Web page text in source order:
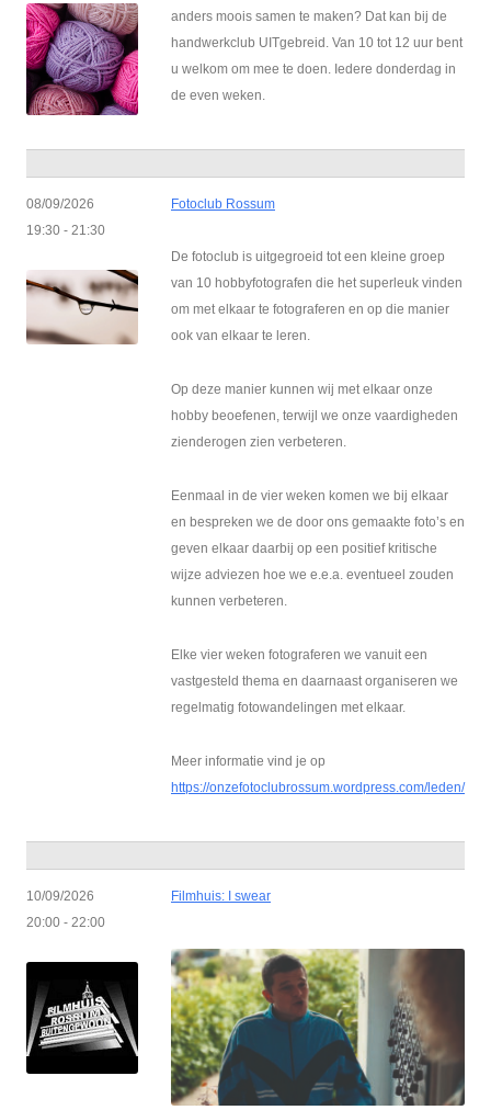
anders moois samen te maken? Dat kan bij de
handwerkclub UITgebreid. Van 10 tot 12 uur bent
u welkom om mee te doen. Iedere donderdag in
de even weken.
08/09/2026
19:30 - 21:30
Fotoclub Rossum
De fotoclub is uitgegroeid tot een kleine groep
van 10 hobbyfotografen die het superleuk vinden
om met elkaar te fotograferen en op die manier
ook van elkaar te leren.
Op deze manier kunnen wij met elkaar onze
hobby beoefenen, terwijl we onze vaardigheden
zienderogen zien verbeteren.
Eenmaal in de vier weken komen we bij elkaar
en bespreken we de door ons gemaakte foto’s en
geven elkaar daarbij op een positief kritische
wijze adviezen hoe we e.e.a. eventueel zouden
kunnen verbeteren.
Elke vier weken fotograferen we vanuit een
vastgesteld thema en daarnaast organiseren we
regelmatig fotowandelingen met elkaar.
Meer informatie vind je op
https://onzefotoclubrossum.wordpress.com/leden/
10/09/2026
20:00 - 22:00
Filmhuis: I swear